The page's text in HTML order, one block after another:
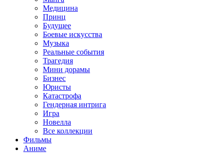
Медицина
Принц
Будущее
Боевые искусства
Музыка
Реальные события
Трагедия
Мини дорамы
Бизнес
Юристы
Катастрофа
Гендерная интрига
Игра
Новелла
Все коллекции
Фильмы
Аниме